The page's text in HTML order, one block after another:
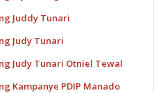
Juddy Tunari
Judy Tunari
Judy Tunari Otniel Tewal
Kampanye PDIP Manado